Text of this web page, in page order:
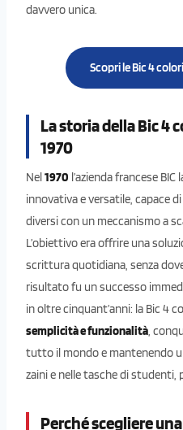
davvero unica.
Scopri le Bic 4
La storia della Bic 4
1970
Nel1970 l’azienda francese
innovativa e versatile, capace
diversi con un meccanismo a
L’obiettivo era offrire una
scrittura quotidiana, senza
risultato fu un successo
in oltre cinquant’anni: la Bic 4
semplicità e funzionalità,
tutto il mondo e mantenendo
zaini e nelle tasche di studenti,
Perché scegliere